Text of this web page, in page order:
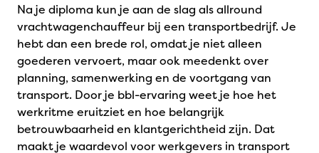
Na je diploma kun je aan de slag als allround
vrachtwagenchauffeur bij een transportbedrijf. Je
hebt dan een brede rol, omdat je niet alleen
goederen vervoert, maar ook meedenkt over
planning, samenwerking en de voortgang van
transport. Door je bbl-ervaring weet je hoe het
werkritme eruitziet en hoe belangrijk
betrouwbaarheid en klantgerichtheid zijn. Dat
maakt je waardevol voor werkgevers in transport